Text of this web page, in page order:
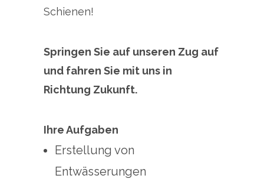
Schienen!
Springen Sie auf unseren Zug auf
und fahren Sie mit uns in
Richtung Zukunft.
Ihre Aufgaben
Erstellung von
Entwässerungen